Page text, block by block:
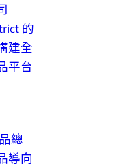
的
建全
平台
總
導向